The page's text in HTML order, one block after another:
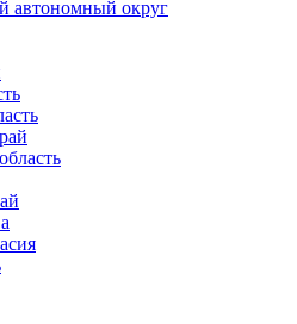
автономный округ